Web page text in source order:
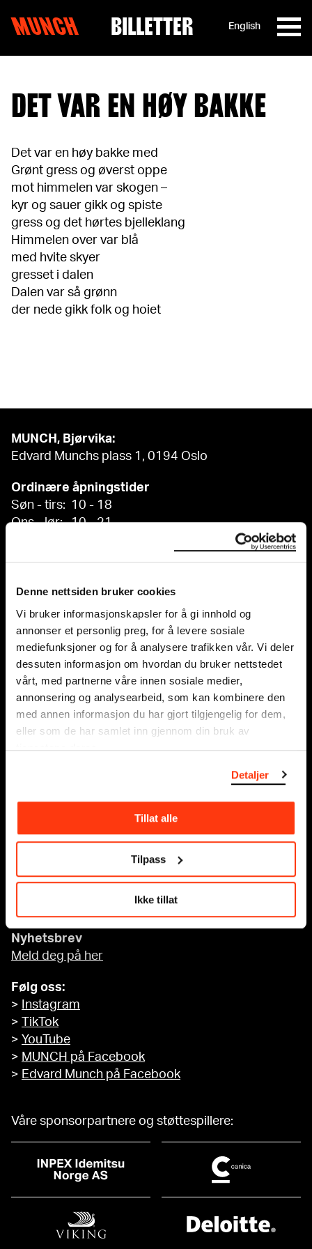
Denne nettsiden bruker cookies
Vi bruker informasjonskapsler for å gi innhold og
annonser et personlig preg, for å levere sosiale
mediefunksjoner og for å analysere trafikken vår. Vi deler
dessuten informasjon om hvordan du bruker nettstedet
vårt, med partnerne våre innen sosiale medier,
annonsering og analysearbeid, som kan kombinere den
med annen informasjon du har gjort tilgjengelig for dem,
eller som de har samlet inn gjennom din bruk av
tjenestene deres.
Detaljer
Tillat alle
Tilpass
Ikke tillat
MUNCH BILLETTER English
DET VAR EN HØY BAKKE
Det var en høy bakke med
Grønt gress og øverst oppe
mot himmelen var skogen –
kyr og sauer gikk og spiste
gress og det hørtes bjelleklang
Himmelen over var blå
med hvite skyer
gresset i dalen
Dalen var så grønn
der nede gikk folk og hoiet
MUNCH, Bjørvika:
Edvard Munchs plass 1, 0194 Oslo
Ordinære åpningstider
Søn - tirs: 10 - 18
Ons - lør: 10 - 21
Postboks 3304 Sørenga, 0140 Oslo
info@munch.com
Organisasjonsnummer:
995138670
Tilgjengelighet på MUNCH
Personvern og informasjonskapsler
Nyhetsbrev
Meld deg på her
Følg oss:
>
Instagram
>
TikTok
> YouTube
> MUNCH på Facebook
> Edvard Munch på Facebook
Våre sponsorpartnere og støttespillere: